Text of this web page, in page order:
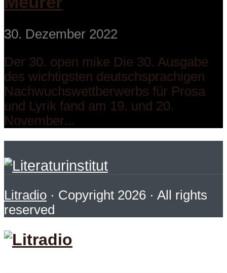
30. Dezember 2022
Der 30. open mike Die 30. Ausgabe
des wichtigsten deutschsprachigen
Nachwuchswettberwerbs für Prosa
und Lyrik fand am 19. und 20.
November...
Litradio · Copyright 2026 · All rights
reserved